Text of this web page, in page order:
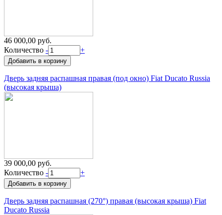
46 000,00 руб.
Количество - +
Дверь задняя распашная правая (под окно) Fiat Ducato Russia
(высокая крыша)
39 000,00 руб.
Количество - +
Дверь задняя распашная (270°) правая (высокая крыша) Fiat
Ducato Russia